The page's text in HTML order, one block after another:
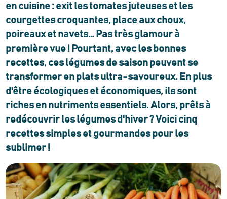
en cuisine : exit les tomates juteuses et les
courgettes croquantes, place aux choux,
poireaux et navets… Pas très glamour à
première vue ! Pourtant, avec les bonnes
recettes, ces légumes de saison peuvent se
transformer en plats ultra-savoureux. En plus
d'être écologiques et économiques, ils sont
riches en nutriments essentiels. Alors, prêts à
redécouvrir les légumes d'hiver ? Voici cinq
recettes simples et gourmandes pour les
sublimer !